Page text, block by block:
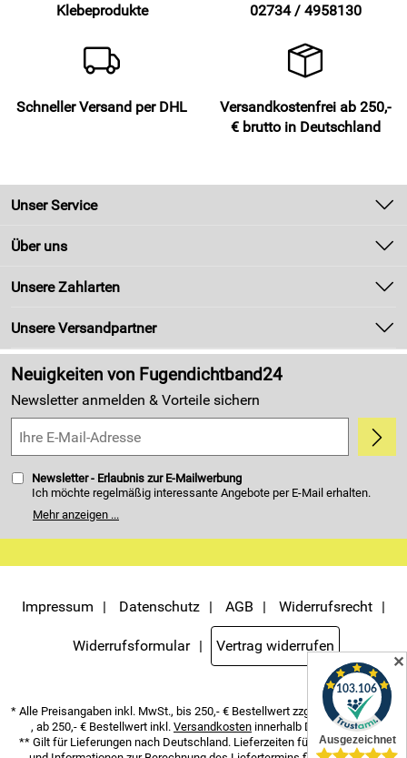
Klebeprodukte
02734 / 4958130
Schneller Versand per DHL
Versandkostenfrei ab 250,-
€ brutto in Deutschland
Unser Service
Kontakt
Zahlung und Versand
Kundenlogin
Über uns
Unsere Bestseller
Neu
Made in Germany
Kundenbewertungen (4.405)
5,0/5*****
Unsere Zahlarten
Unsere Versandpartner
Neuigkeiten von Fugendichtband24
Newsletter anmelden & Vorteile sichern
Newsletter - Erlaubnis zur E-Mailwerbung
Ich möchte regelmäßig interessante Angebote per E-Mail erhalten.
Meine E-Mail-Adresse wird nicht an andere Unternehmen
weitergegeben. Zu statistischen Zwecken wird in anonymer Form
Servicemenü unten rechts, oder indem Sie den Link "Abmelden" am
Ende des Newsletters anklicken. Die
Datenschutzerklärunghabe ich
Mehr anzeigen ...
Impressum Datenschutz AGB Widerrufsrecht
Widerrufsformular Vertrag widerrufen
* Alle Preisangaben inkl. MwSt., bis 250,- € Bestellwert zzgl.
Versandkosten
, ab 250,- € Bestellwert inkl. Versandkosten innerhalb Deutschlands
** Gilt für Lieferungen nach Deutschland. Lieferzeiten für andere Länder
✕